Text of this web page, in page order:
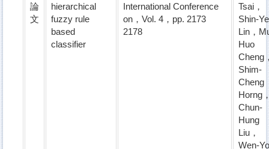
論
文
hierarchical
fuzzy rule
based
classifier
International Conference
on，Vol. 4，pp. 2173 
2178
Tsai，
Shin-
Lin，
Huo
Cheng
Shim-
Cheng
Horng
Chun-
Hung
Liu，
Wen-Yo